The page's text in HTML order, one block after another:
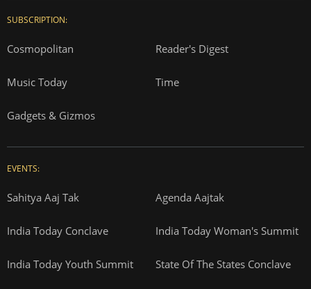
SUBSCRIPTION:
Cosmopolitan Reader's Digest
Music Today Time
Gadgets & Gizmos
EVENTS:
Sahitya Aaj Tak Agenda Aajtak
India Today Conclave India Today Woman's Summit
India Today Youth Summit State Of The States Conclave